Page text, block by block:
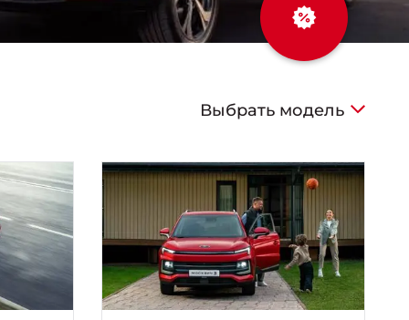
Выбрать модель